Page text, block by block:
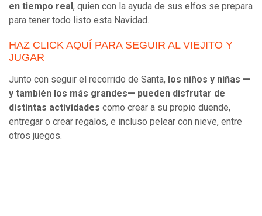
en tiempo real , quien con la ayuda de sus elfos se prepara
para tener todo listo esta Navidad.
HAZ CLICK AQUÍ PARA SEGUIR AL VIEJITO Y
JUGAR
Junto con seguir el recorrido de Santa, los niños y niñas —
y también los más grandes— pueden disfrutar de
distintas actividades como crear a su propio duende,
entregar o crear regalos, e incluso pelear con nieve, entre
otros juegos.